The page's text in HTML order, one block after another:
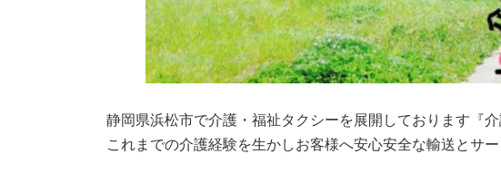
静岡県浜松市で介護・福祉タクシーを展開しております『
これまでの介護経験を生かしお客様へ安心安全な輸送とサー